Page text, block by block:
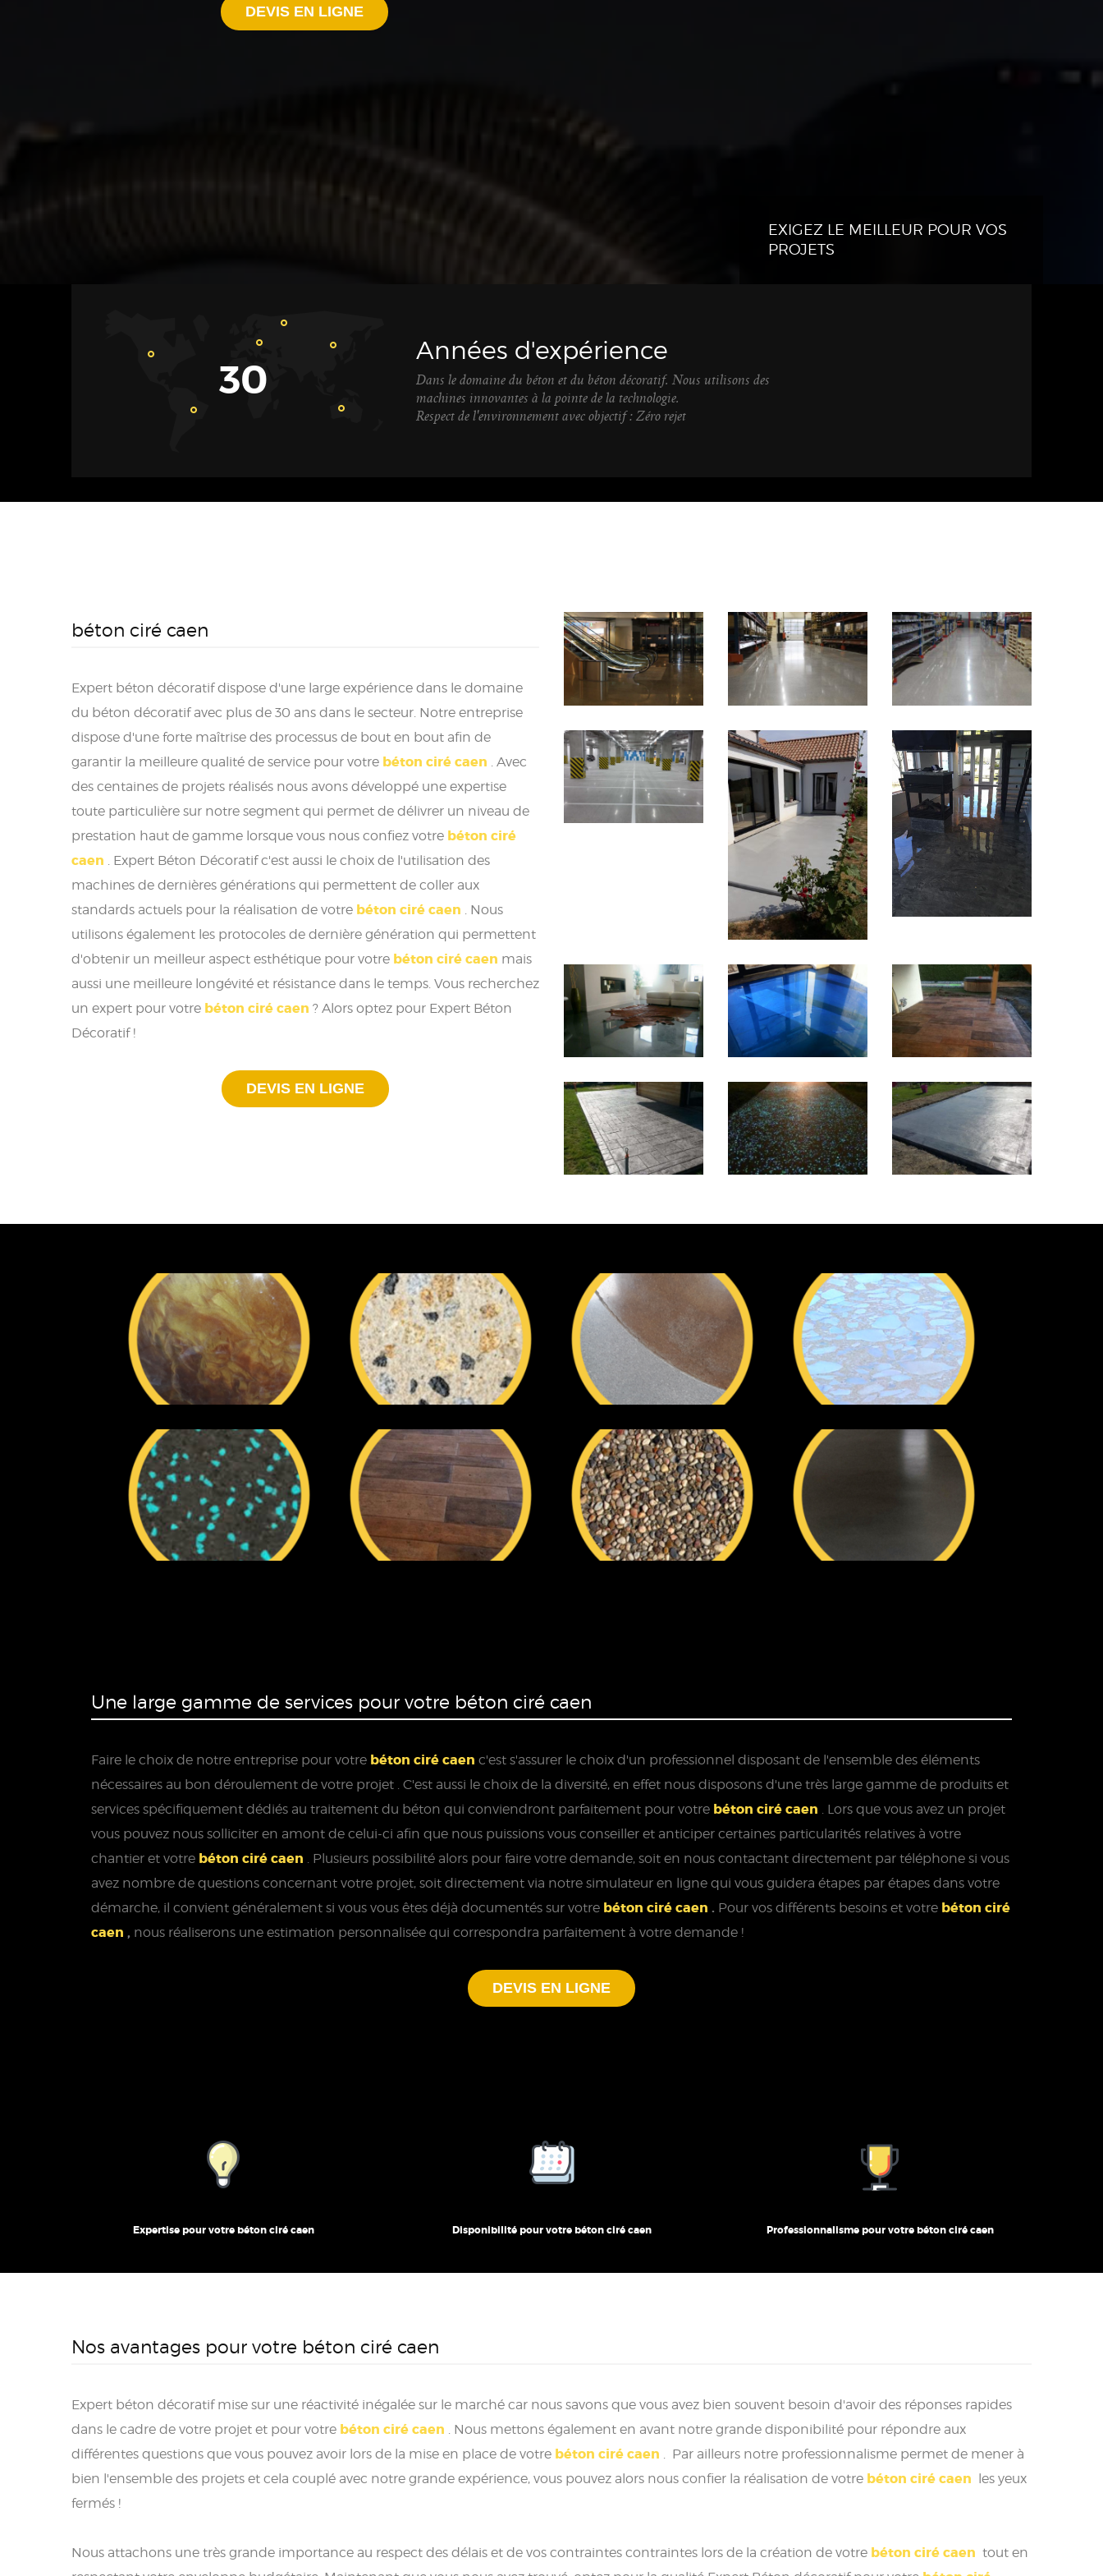
DEVIS EN LIGNE
30
Années d'expérience
Dans le domaine du béton et du béton décoratif. Nous utilisons des
machines innovantes à la pointe de la technologie.
Respect de l'environnement avec objectif : Zéro rejet
EXIGEZ LE MEILLEUR POUR VOS
PROJETS
béton ciré caen
Expert béton décoratif dispose d'une large expérience dans le domaine
du béton décoratif avec plus de 30 ans dans le secteur. Notre entreprise
dispose d'une forte maîtrise des processus de bout en bout afin de
garantir la meilleure qualité de service pour votre béton ciré caen . Avec
des centaines de projets réalisés nous avons développé une expertise
toute particulière sur notre segment qui permet de délivrer un niveau de
prestation haut de gamme lorsque vous nous confiez votre béton ciré
caen . Expert Béton Décoratif c'est aussi le choix de l'utilisation des
machines de dernières générations qui permettent de coller aux
standards actuels pour la réalisation de votre béton ciré caen . Nous
utilisons également les protocoles de dernière génération qui permettent
d'obtenir un meilleur aspect esthétique pour votre béton ciré caen mais
aussi une meilleure longévité et résistance dans le temps. Vous recherchez
un expert pour votre béton ciré caen ? Alors optez pour Expert Béton
Décoratif !
DEVIS EN LIGNE
Une large gamme de services pour votre béton ciré caen
Faire le choix de notre entreprise pour votre béton ciré caen c'est s'assurer le choix d'un professionnel disposant de l'ensemble des éléments
nécessaires au bon déroulement de votre projet . C'est aussi le choix de la diversité, en effet nous disposons d'une très large gamme de produits et
services spécifiquement dédiés au traitement du béton qui conviendront parfaitement pour votre béton ciré caen . Lors que vous avez un projet
vous pouvez nous solliciter en amont de celui-ci afin que nous puissions vous conseiller et anticiper certaines particularités relatives à votre
chantier et votre béton ciré caen . Plusieurs possibilité alors pour faire votre demande, soit en nous contactant directement par téléphone si vous
avez nombre de questions concernant votre projet, soit directement via notre simulateur en ligne qui vous guidera étapes par étapes dans votre
démarche, il convient généralement si vous vous êtes déjà documentés sur votre béton ciré caen . Pour vos différents besoins et votre béton ciré
caen , nous réaliserons une estimation personnalisée qui correspondra parfaitement à votre demande !
DEVIS EN LIGNE
Expertise pour votre béton ciré caen Disponibilité pour votre béton ciré caen Professionnalisme pour votre béton ciré caen
Nos avantages pour votre béton ciré caen
Expert béton décoratif mise sur une réactivité inégalée sur le marché car nous savons que vous avez bien souvent besoin d'avoir des réponses rapides
dans le cadre de votre projet et pour votre béton ciré caen . Nous mettons également en avant notre grande disponibilité pour répondre aux
différentes questions que vous pouvez avoir lors de la mise en place de votre béton ciré caen . Par ailleurs notre professionnalisme permet de mener à
bien l'ensemble des projets et cela couplé avec notre grande expérience, vous pouvez alors nous confier la réalisation de votre béton ciré caen les yeux
fermés !
Nous attachons une très grande importance au respect des délais et de vos contraintes contraintes lors de la création de votre béton ciré caen tout en